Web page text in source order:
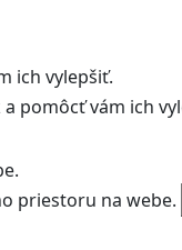
ich vylepšiť.
pomôcť vám ich
priestoru na webe.